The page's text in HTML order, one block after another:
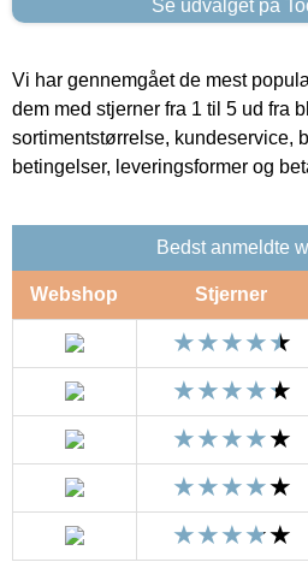
Se udvalget på
Vi har gennemgået de mest
dem med stjerner fra 1 til 5 ud fra
sortimentstørrelse, kundeservice,
betingelser, leveringsformer og
Bedst anmeldte
Webshop Stjerner